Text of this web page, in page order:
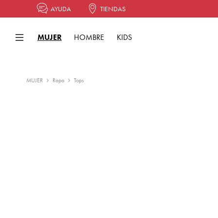
AYUDA TIENDAS
MUJER HOMBRE KIDS
MUJER Ropa Tops